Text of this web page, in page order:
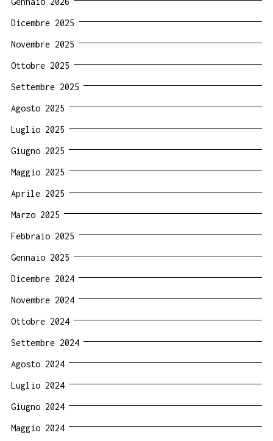
Dicembre 2025
Novembre 2025
Ottobre 2025
Settembre 2025
Agosto 2025
Luglio 2025
Giugno 2025
Maggio 2025
Aprile 2025
Marzo 2025
Febbraio 2025
Gennaio 2025
Dicembre 2024
Novembre 2024
Ottobre 2024
Settembre 2024
Agosto 2024
Luglio 2024
Giugno 2024
Maggio 2024